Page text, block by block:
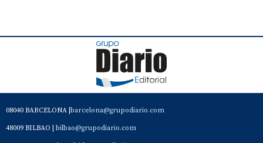
08040 BARCELONA | barcelona@grupodiario.com
48009 BILBAO | bilbao@grupodiario.com